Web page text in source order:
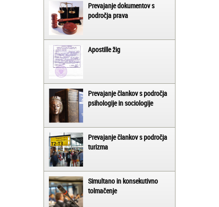
Prevajanje dokumentov s
področja prava
Apostille žig
Prevajanje člankov s področja
psihologije in sociologije
Prevajanje člankov s področja
turizma
Simultano in konsekutivno
tolmačenje